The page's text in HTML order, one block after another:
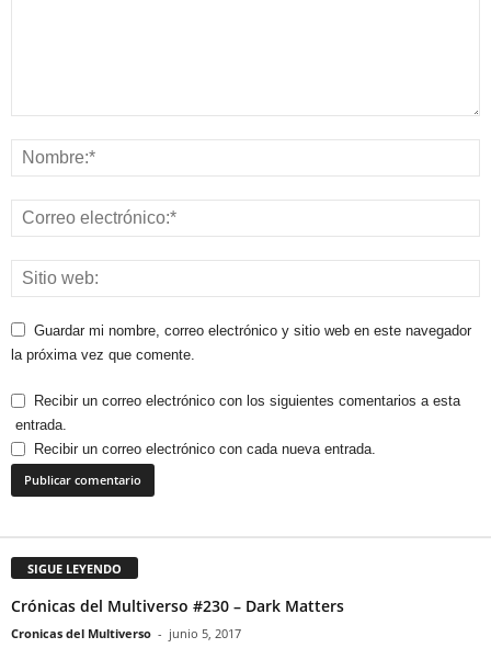
Guardar mi nombre, correo electrónico y sitio web en este navegador
la próxima vez que comente.
Recibir un correo electrónico con los siguientes comentarios a esta
entrada.
Recibir un correo electrónico con cada nueva entrada.
SIGUE LEYENDO
Crónicas del Multiverso #230 – Dark Matters
Cronicas del Multiverso - junio 5, 2017